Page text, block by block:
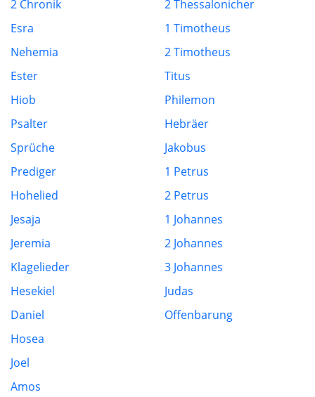
2 Chronik
Esra
Nehemia
Ester
Hiob
Psalter
Sprüche
Prediger
Hohelied
Jesaja
Jeremia
Klagelieder
Hesekiel
Daniel
Hosea
Joel
Amos
2 Thessalonicher
1 Timotheus
2 Timotheus
Titus
Philemon
Hebräer
Jakobus
1 Petrus
2 Petrus
1 Johannes
2 Johannes
3 Johannes
Judas
Offenbarung